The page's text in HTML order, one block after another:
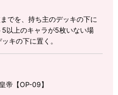
でを、持ち主のデッキの下に
以上のキャラが5枚いない場
キの下に置く。
帝【OP-09】